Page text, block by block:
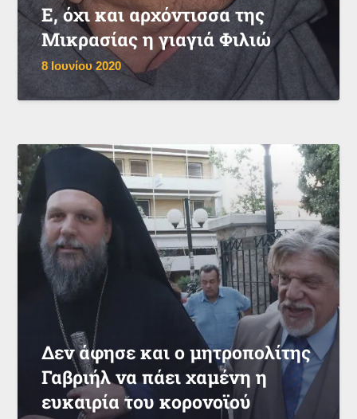
Ε, όχι και αρχόντισσα της
Μικρασίας η γιαγιά Φιλιώ
8 Ιουνίου 2020
Δεν άφησε και ο μητροπολίτης
Γαβριήλ να πάει χαμένη η
ευκαιρία του κορονοϊού